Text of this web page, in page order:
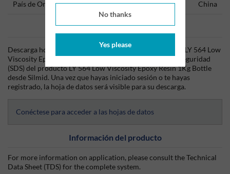
No thanks
Yes please
País de Origen China
Data Sheets
Descarga hoy mismo la hoja técnica (TDS) del producto LY 564 Low
Viscosity Epoxy Resin 1Kg Bottle y la hoja de datos de seguridad
(SDS) del producto LY 564 Low Viscosity Epoxy Resin 1Kg Bottle
desde Silmid. Una vez que hayas iniciado sesión o te hayas
registrado, la hoja de datos será visible para su descarga.
Conéctese para acceder a las hojas de datos
Información del producto
For more information on application, please consult the Technical
Data Sheet (TDS) for the complete system.